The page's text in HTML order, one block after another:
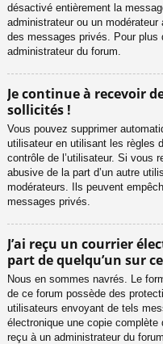
désactivé entièrement la
administrateur ou un modérateur
des messages privés. Pour plus
administrateur du forum.
Je continue à recevoir
sollicités !
Vous pouvez supprimer
utilisateur en utilisant les règles
contrôle de l’utilisateur. Si vous
abusive de la part d’un autre
modérateurs. Ils peuvent
messages privés.
J’ai reçu un courrier
part de quelqu’un sur
Nous en sommes navrés. Le
de ce forum possède des
utilisateurs envoyant de tels
électronique une copie
reçu à un administrateur du